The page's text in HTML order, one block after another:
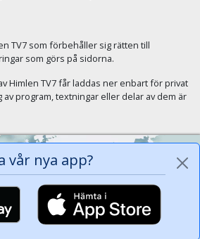
vår nya app?
TV7 som förbehåller sig rätten till
som görs på sidorna.
Himlen TV7 får laddas ner enbart för privat
program, textningar eller delar av dem är
att Jesus Kristus
Fadern till ära. (Fil 2:11)